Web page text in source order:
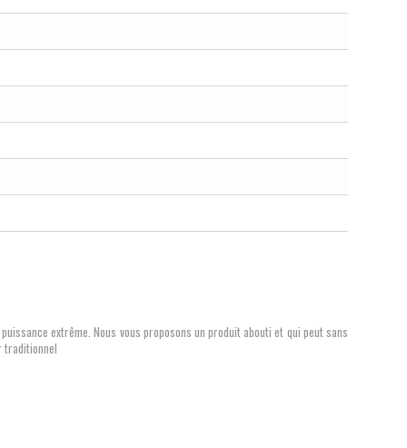
extrême. Nous vous proposons un produit abouti et qui peut sans
traditionnel